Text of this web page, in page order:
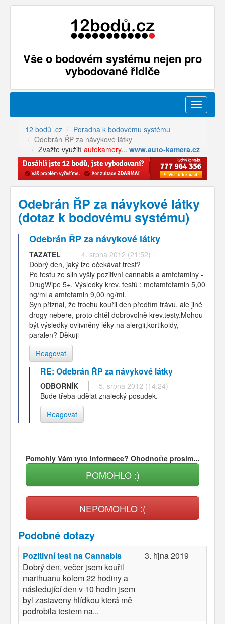
Vše o bodovém systému nejen pro
vybodované řidiče
Menu
12 bodů .cz
Poradna k bodovému systému
Odebrán ŘP za návykové látky
Zvažte využití autokamery... www.auto-kamera.cz
Odebrán ŘP za návykové látky
(dotaz k bodovému systému)
Odebrán ŘP za návykové látky
TAZATEL
4. srpna 2012 (21:52)
Dobrý den, jaký lze očekávat trest?
Po testu ze slin vyšly pozitivní cannabis a amfetaminy -
DrugWipe 5+. Výsledky krev. testů : metamfetamin 5,00
ng/ml a amfetamin 9,00 ng/ml.
Syn přiznal, že trochu kouřil den předtím trávu, ale jiné
drogy nebere, proto chtěl dobrovolně krev.testy.Mohou
být výsledky ovlivněny léky na alergii,kortikoidy,
paralen? Děkuji
Reagovat
RE: Odebrán ŘP za návykové látky
ODBORNÍK
5. srpna 2012 (14:24)
Bude třeba udělat znalecký posudek.
Reagovat
Pomohly Vám tyto informace? Ohodnoťte prosím...
POMOHLO :)
NEPOMOHLO :(
Podobné dotazy
Pozitivní test na Cannabis
Dobrý den, večer jsem kouřil
marihuanu kolem 22 hodiny a
následující den v 10 hodin jsem
byl zastaveny hlídkou která mě
podrobila testem na...
3. října 2019